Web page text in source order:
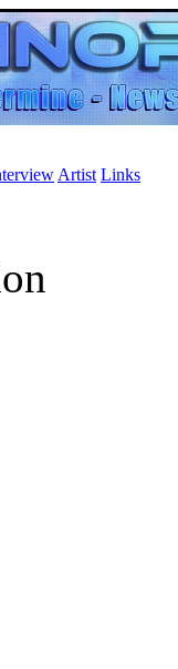
Artist Links